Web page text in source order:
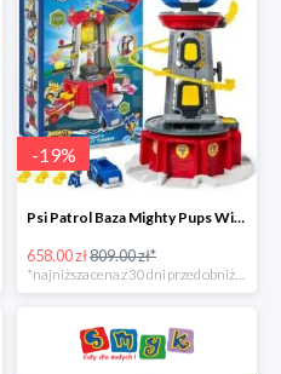
-19%
Psi Patrol Baza Mighty Pups Wieża obserwacyjna+pojazd z figurką -19%
658.00 zł809.00 zł*